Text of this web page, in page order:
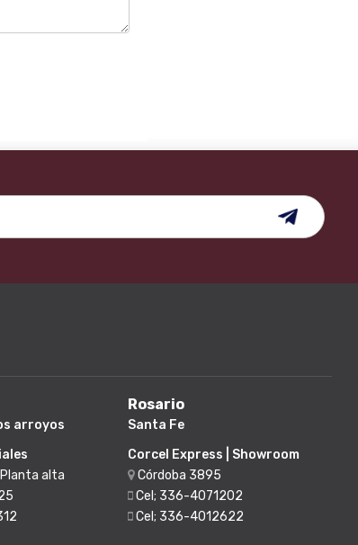
arroyos
Planta alta
Rosario
Santa Fe
Corcel Express | Showroom
Córdoba 3895
Cel; 336-4071202
Cel; 336-4012622